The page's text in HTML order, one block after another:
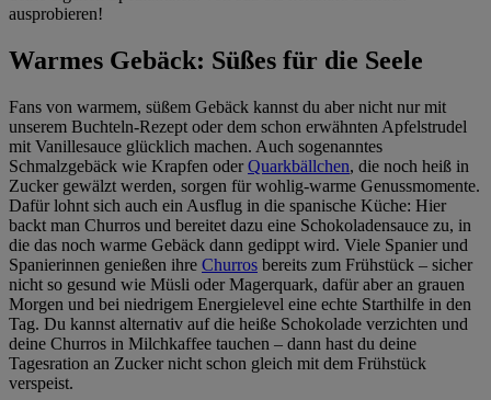
ausprobieren!
Warmes Gebäck: Süßes für die Seele
Fans von warmem, süßem Gebäck kannst du aber nicht nur mit
unserem Buchteln-Rezept oder dem schon erwähnten Apfelstrudel
mit Vanillesauce glücklich machen. Auch sogenanntes
Schmalzgebäck wie Krapfen oderQuarkbällchen, die noch heiß in
Zucker gewälzt werden, sorgen für wohlig-warme Genussmomente.
Dafür lohnt sich auch ein Ausflug in die spanische Küche: Hier
backt man Churros und bereitet dazu eine Schokoladensauce zu, in
die das noch warme Gebäck dann gedippt wird. Viele Spanier und
Spanierinnen genießen ihre Churros bereits zum Frühstück – sicher
nicht so gesund wie Müsli oder Magerquark, dafür aber an grauen
Morgen und bei niedrigem Energielevel eine echte Starthilfe in den
Tag. Du kannst alternativ auf die heiße Schokolade verzichten und
deine Churros in Milchkaffee tauchen – dann hast du deine
Tagesration an Zucker nicht schon gleich mit dem Frühstück
verspeist.